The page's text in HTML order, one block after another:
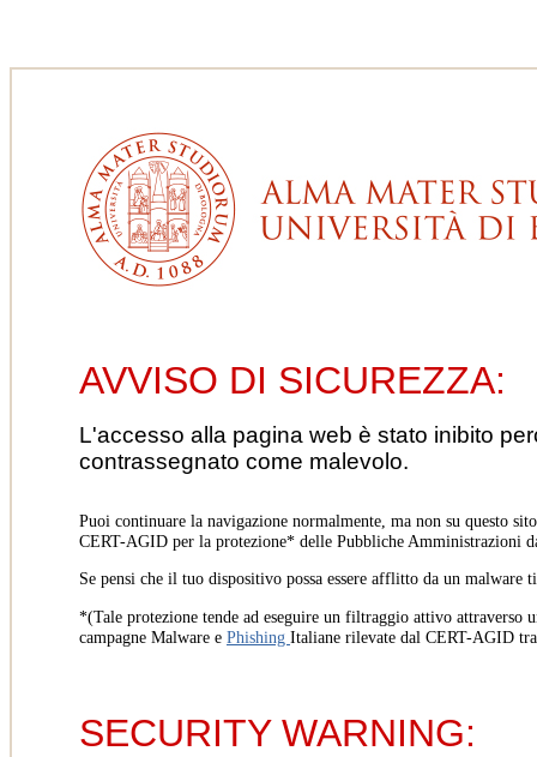
AVVISO DI SICUREZZA:
L'accesso alla pagina web è stato inibito
contrassegnato come malevolo.
Puoi continuare la navigazione normalmente, ma non su questo
CERT-AGID per la protezione* delle Pubbliche Amministrazioni
Se pensi che il tuo dispositivo possa essere afflitto da un
*(Tale protezione tende ad eseguire un filtraggio attivo
campagne Malware e Phishing Italiane rilevate dal CERT-AGID
SECURITY WARNING: